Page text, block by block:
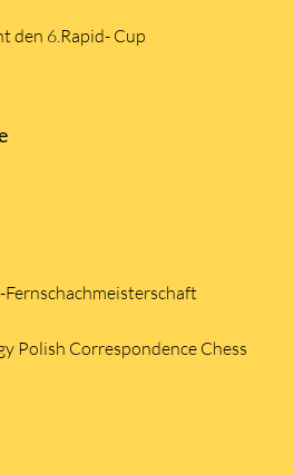
den 6.Rapid- Cup
Polish Correspondence Chess